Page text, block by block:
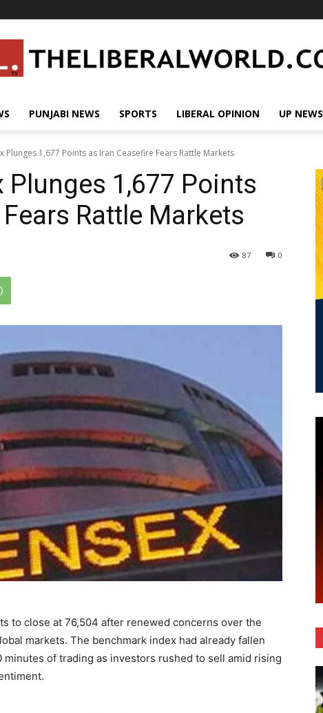
PUNJABI NEWS SPORTS LIBERAL OPINION UP NEWS
Plunges 1,677 Points as Iran Ceasefire Fears Rattle Markets
Plunges 1,677 Points
Rattle Markets
0
87
to close at 76,504 after renewed concerns over the
markets. The benchmark index had already fallen
of trading as investors rushed to sell amid rising